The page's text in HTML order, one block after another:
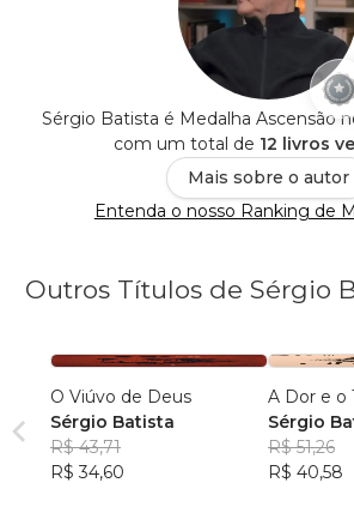
Sérgio Batista é Medalha Ascensão
com um total de 12 livros
Mais sobre o autor
Entenda o nosso Ranking de
Outros Títulos de Sérgio
O Viúvo de Deus
Sérgio Batista
R$ 43,71
R$ 34,60
A Dor e o
Sérgio
R$ 51,26
R$ 40,58